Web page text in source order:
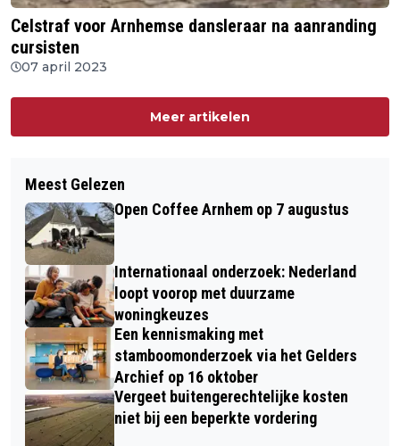
Celstraf voor Arnhemse dansleraar na aanranding
cursisten
07 april 2023
Meer artikelen
Meest Gelezen
Open Coffee Arnhem op 7 augustus
Internationaal onderzoek: Nederland
loopt voorop met duurzame
woningkeuzes
Een kennismaking met
stamboomonderzoek via het Gelders
Archief op 16 oktober
Vergeet buitengerechtelijke kosten
niet bij een beperkte vordering